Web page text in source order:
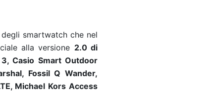
smartwatch che nel
alla versione 2.0 di
Casio Smart Outdoor
Fossil Q Wander,
Michael Kors Access